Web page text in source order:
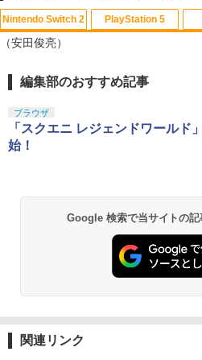
-AQMXB
ワンダ- ミン
ット)
Nintendo Switch 2
1
スプラトゥー
￥5,832
2 スプラトゥ
￥6,449
PlayStation 5
1
PlayStation 5
Beast of
プロダクト
￥7,286
1
【純正品】
￥8,300
ラー (ロボッ
ラー (カーボ
1
【
(オリジナル
カー特典:【
￥10,780
劇場版「鬼滅
窩座再来 通
￥3,982
（安田俊亮）
編集部のおすすめ記事
ブラウザ
「スクエニ レジェンドワールド
始！
Google 検索で当サイトの
関連リンク